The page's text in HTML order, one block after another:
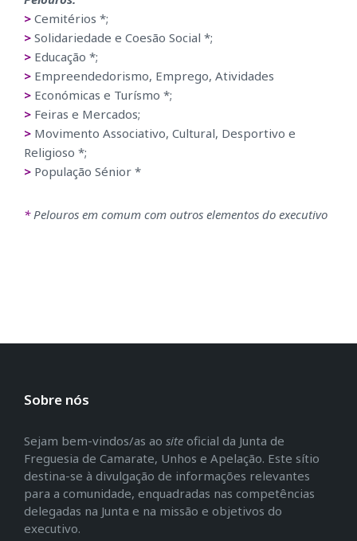
> Cemitérios *;
> Solidariedade e Coesão Social *;
> Educação *;
> Empreendedorismo, Emprego, Atividades
> Económicas e Turísmo *;
> Feiras e Mercados;
> Movimento Associativo, Cultural, Desportivo e
Religioso *;
> População Sénior *
* Pelouros em comum com outros elementos do executivo
Sobre nós
Sejam bem-vindos/as ao site oficial da Junta de
Freguesia de Camarate, Unhos e Apelação. Este sítio
destina-se à divulgação de informações relevantes
para a comunidade, enquadradas nas competências
delegadas na Junta e na missão e objetivos do
executivo.